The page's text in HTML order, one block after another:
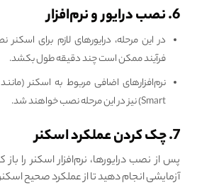
6. نصب درایور و نرم‌افزار
در این مرحله، درایورهای لازم برای
فرآیند ممکن است چند دقیقه طول بکشد.
Smart) نیز در این مرحله نصب خواهند شد.
7. چک کردن عملکرد اسکنر
پس از نصب درایورها، نرم‌افزار اسکنر را
آزمایشی انجام دهید تا از عملکرد صحیح